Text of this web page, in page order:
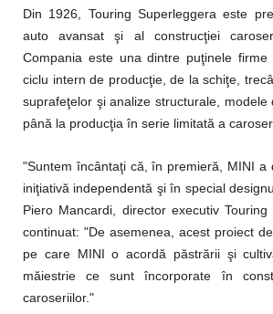
Din 1926, Touring Superleggera este
auto avansat şi al construcţiei
Compania este una dintre puţinele
ciclu intern de producţie, de la schiţe,
suprafeţelor şi analize structurale, modele
până la producţia în serie limitată a
"Suntem încântaţi că, în premieră, MINI a
iniţiativă independentă şi în special
Piero Mancardi, director executiv
continuat: "De asemenea, acest proiect
pe care MINI o acordă păstrării şi
măiestrie ce sunt încorporate în
caroseriilor."